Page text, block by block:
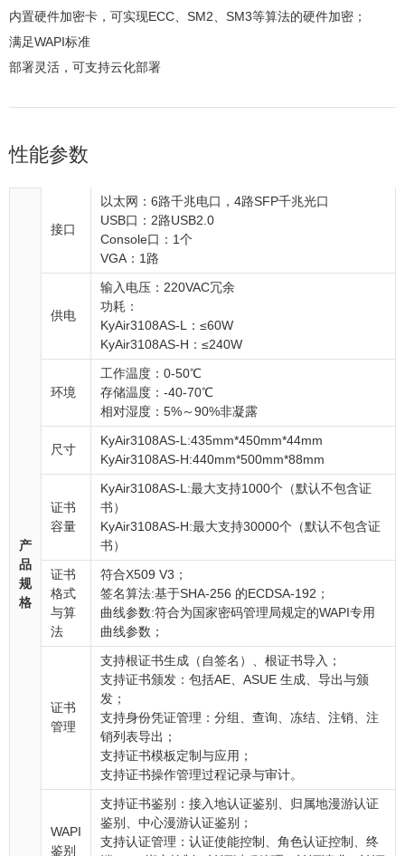
内置硬件加密卡，可实现ECC、SM2、SM3等算法的硬件加密；
满足WAPI标准
部署灵活，可支持云化部署
性能参数
产
品
规
格
接口
以太网：6路千兆电口，4路SFP千兆光口
USB口：2路USB2.0
Console口：1个
VGA：1路
供电
输入电压：220VAC冗余
功耗：
KyAir3108AS-L：≤60W
KyAir3108AS-H：≤240W
环境
工作温度：0-50℃
存储温度：-40-70℃
相对湿度：5%～90%非凝露
尺寸
KyAir3108AS-L:435mm*450mm*44mm
KyAir3108AS-H:440mm*500mm*88mm
证书
容量
KyAir3108AS-L:最大支持1000个（默认不包含证
书）
KyAir3108AS-H:最大支持30000个（默认不包含证
书）
证书
格式
与算
法
符合X509 V3；
签名算法:基于SHA-256 的ECDSA-192；
曲线参数:符合为国家密码管理局规定的WAPI专用
曲线参数；
证书
管理
支持根证书生成（自签名）、根证书导入；
支持证书颁发：包括AE、ASUE 生成、导出与颁
发；
支持身份凭证管理：分组、查询、冻结、注销、注
销列表导出；
支持证书模板定制与应用；
支持证书操作管理过程记录与审计。
WAPI
鉴别
支持证书鉴别：接入地认证鉴别、归属地漫游认证
鉴别、中心漫游认证鉴别；
支持认证管理：认证使能控制、角色认证控制、终